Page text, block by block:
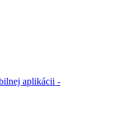
aplikácii -